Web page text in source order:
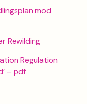
mod
Rewilding
Regulation
– pdf